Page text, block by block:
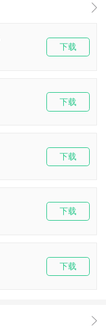
下载
下载
下载
下载
下载